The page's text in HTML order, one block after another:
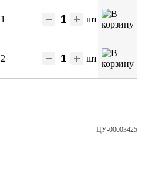
1 шт
2 шт
ЦУ-00003425